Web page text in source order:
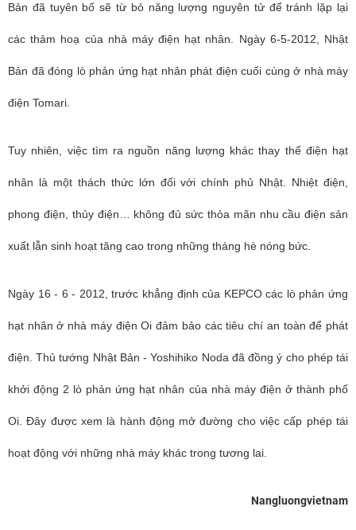
Bản đã tuyên bố sẽ từ bỏ năng lượng nguyên tử để tránh lặp lại
các thảm hoạ của nhà máy điện hạt nhân. Ngày 6-5-2012, Nhật
Bản đã đóng lò phản ứng hạt nhân phát điện cuối cùng ở nhà máy
điện Tomari.
Tuy nhiên, việc tìm ra nguồn năng lượng khác thay thế điện hạt
nhân là một thách thức lớn đối với chính phủ Nhật. Nhiệt điện,
phong điện, thủy điện… không đủ sức thỏa mãn nhu cầu điện sản
xuất lẫn sinh hoạt tăng cao trong những tháng hè nóng bức.
Ngày 16 - 6 - 2012, trước khẳng định của KEPCO các lò phản ứng
hạt nhân ở nhà máy điện Oi đảm bảo các tiêu chí an toàn để phát
điện. Thủ tướng Nhật Bản - Yoshihiko Noda đã đồng ý cho phép tái
khởi động 2 lò phản ứng hạt nhân của nhà máy điện ở thành phố
Oi. Đây được xem là hành động mở đường cho việc cấp phép tái
hoạt động với những nhà máy khác trong tương lai.
Nangluongvietnam